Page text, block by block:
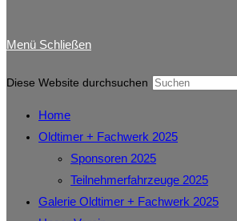
Menü Schließen
Diese Website durchsuchen
Home
Oldtimer + Fachwerk 2025
Sponsoren 2025
Teilnehmerfahrzeuge 2025
Galerie Oldtimer + Fachwerk 2025